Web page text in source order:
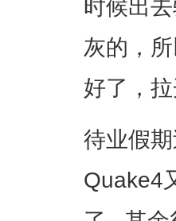
时候出
灰的，
好了，
待业假
Quake4